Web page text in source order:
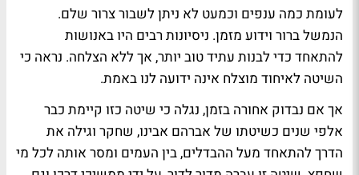
לעומת כמה ענפים וכמעט לא ניתן לשבור צרור שלם.
הנמשל ברור וידוע מזמן. ניסיונות רבים היו באנושות
להתאחד כדי לבנות עתיד טוב יותר, אך ללא הצלחה. נראה כי
השיטה לאיחוד מוצלח אינה ידועה לנו באמת.
אך אם נבדוק אחורה בזמן, נגלה כי שיטה כזו קיימת כבר
אלפי שנים כשיטתו של אברהם אבינו, שחקר וגילה את
הדרך להתאחד מעל ההבדלים, בין העמים ומסר אותה לכל מי